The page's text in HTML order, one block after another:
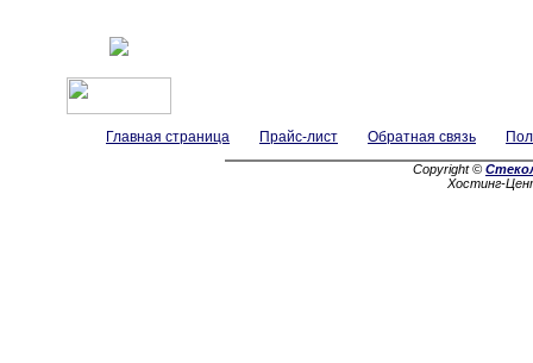
Главная страница Прайс-лист Обратная связь
Copyright ©
Хостинг-